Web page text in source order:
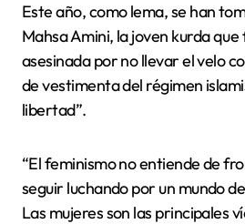
Este año, como lema, se han
Mahsa Amini, la joven kurda
asesinada por no llevar el velo
de vestimenta del régimen
libertad”.
“El feminismo no entiende de
seguir luchando por un mundo
Las mujeres son las principales